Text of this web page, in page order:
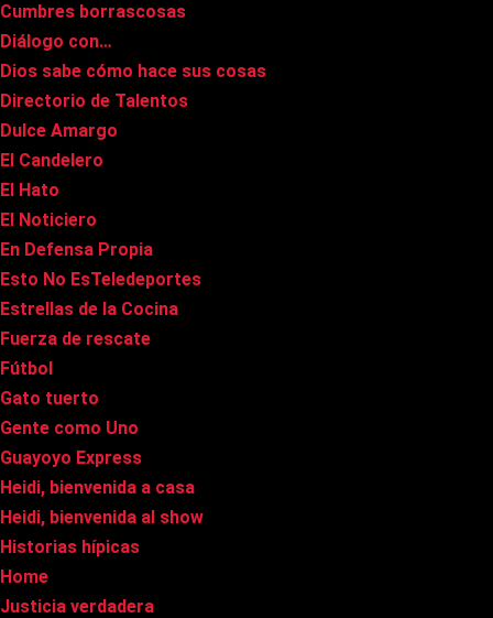
Cumbres borrascosas
Diálogo con…
Dios sabe cómo hace sus cosas
Directorio de Talentos
Dulce Amargo
El Candelero
El Hato
El Noticiero
En Defensa Propia
Esto No EsTeledeportes
Estrellas de la Cocina
Fuerza de rescate
Fútbol
Gato tuerto
Gente como Uno
Guayoyo Express
Heidi, bienvenida a casa
Heidi, bienvenida al show
Historias hípicas
Home
Justicia verdadera